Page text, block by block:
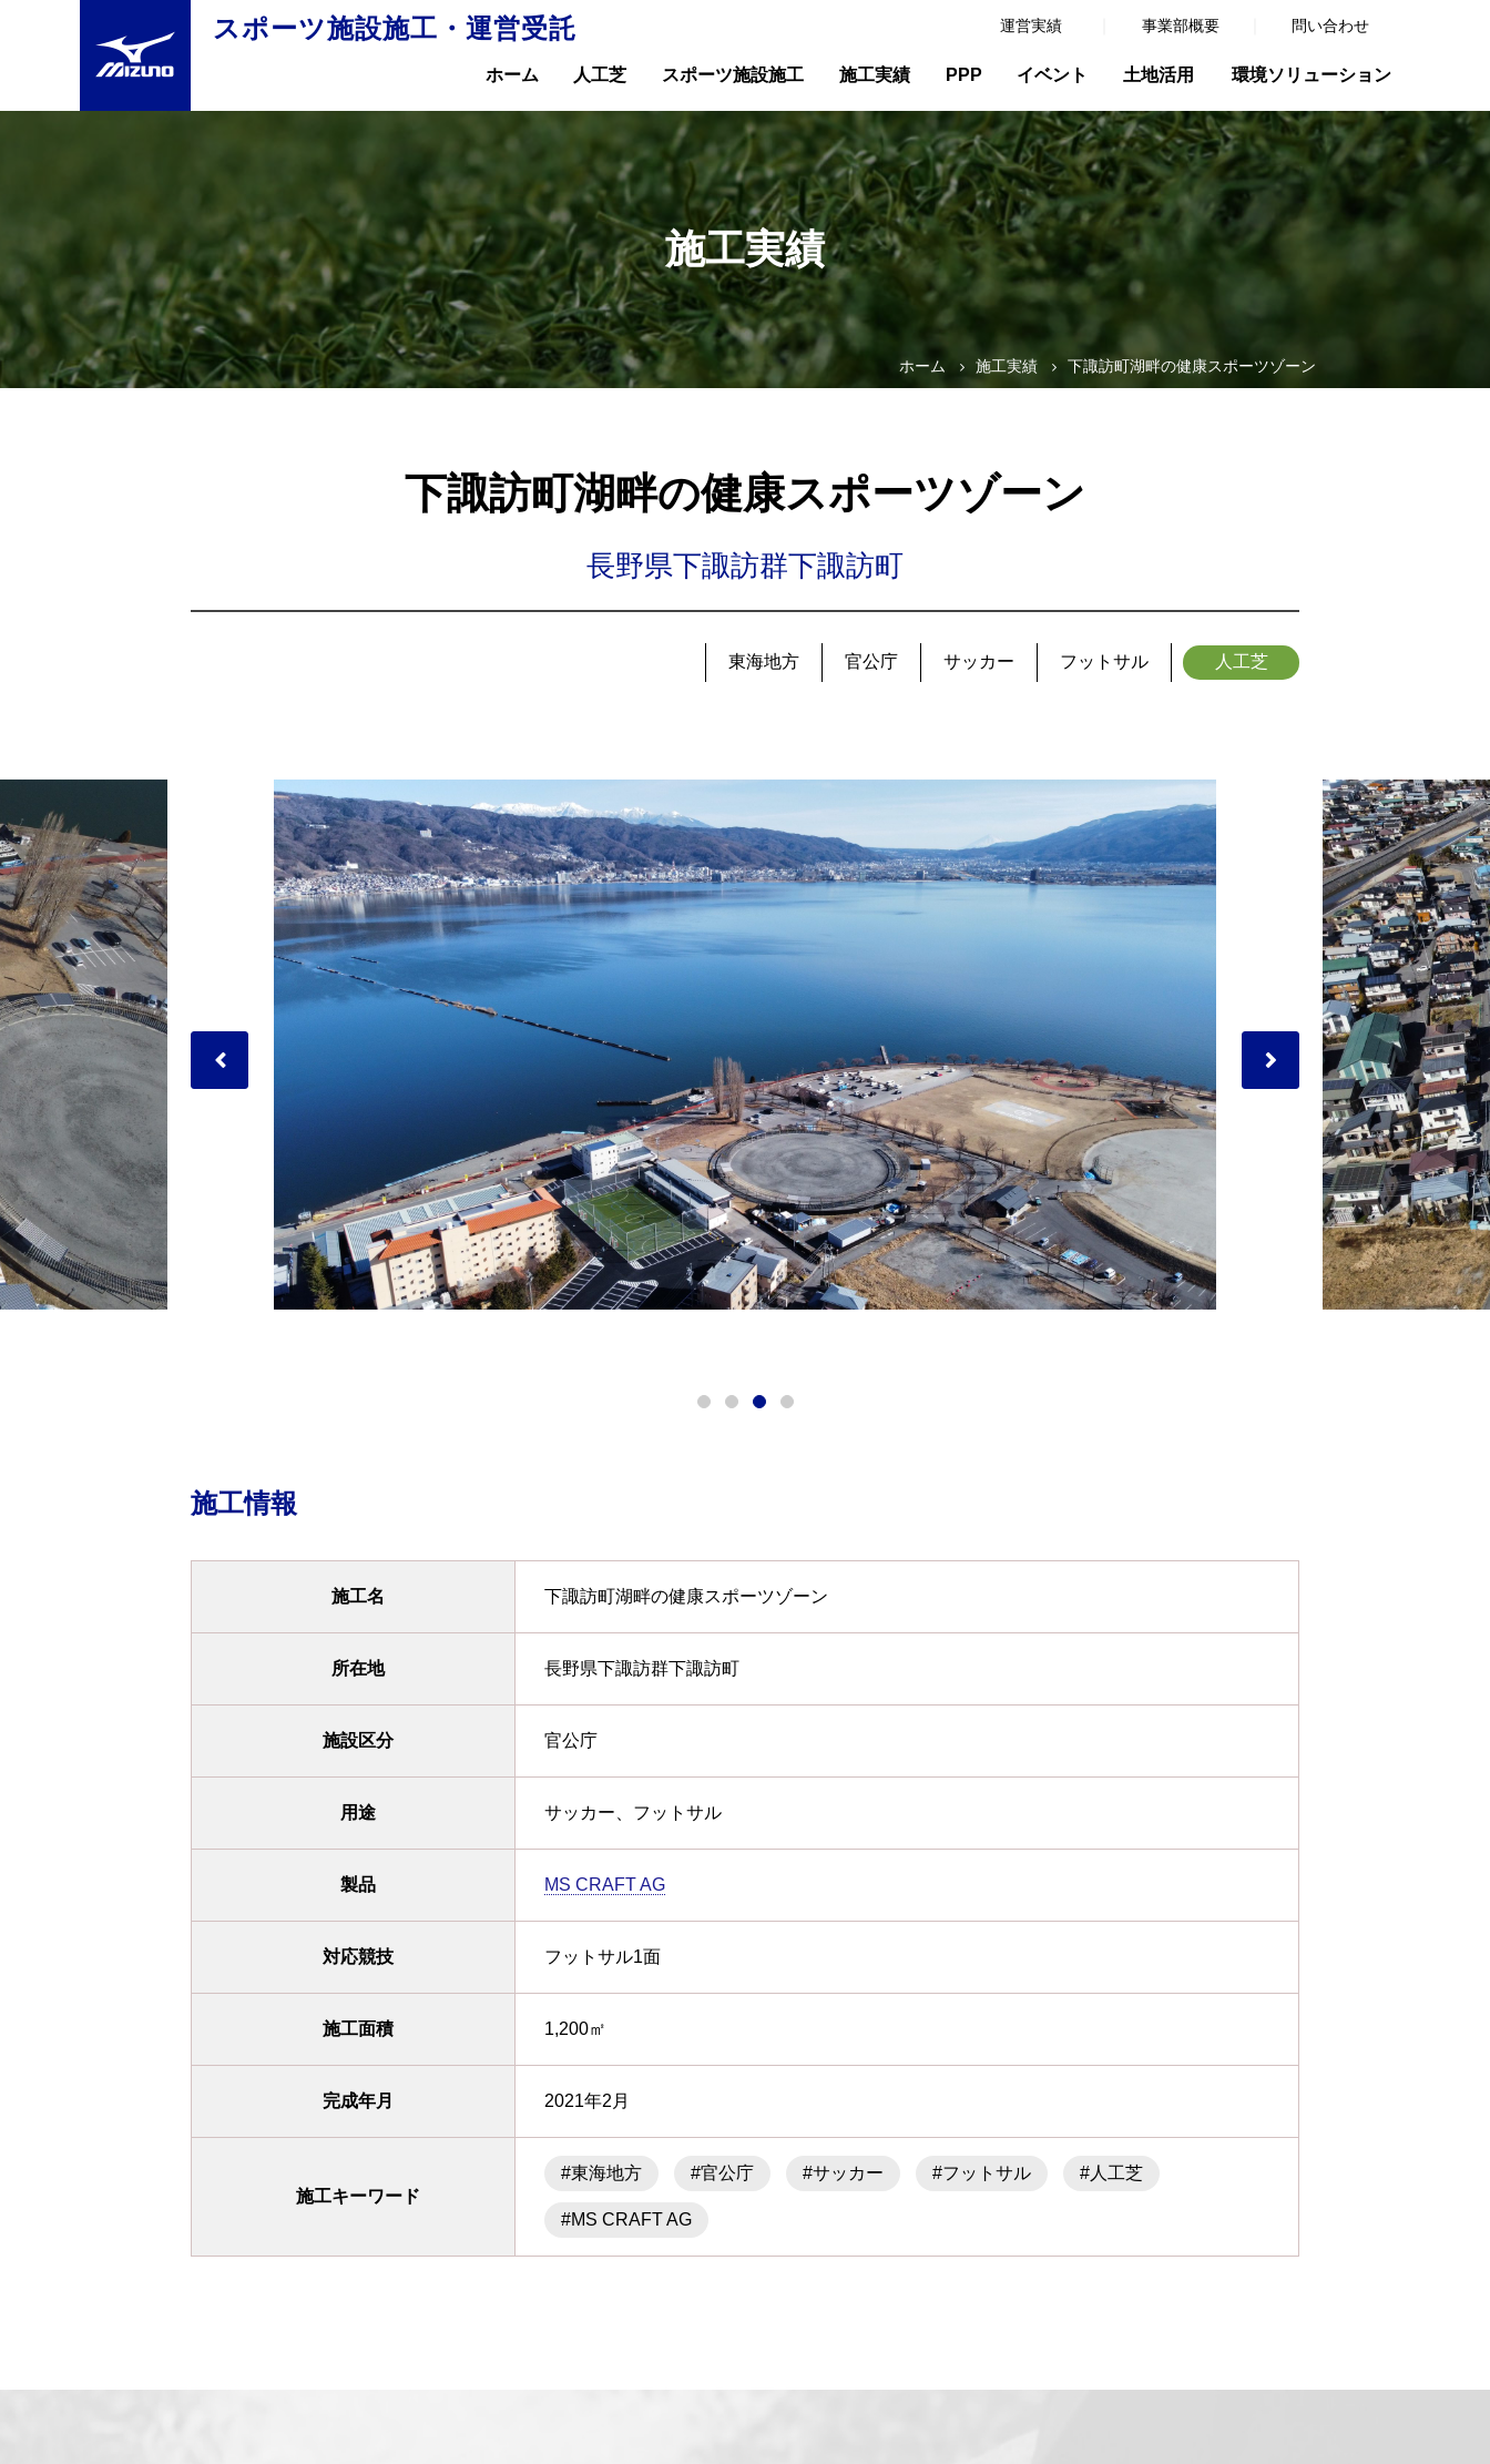
スポーツ施設施工・運営受託 運営実績 事業部概要 問い合わせ
ホーム 人工芝 スポーツ施設施工 施工実績 PPP イベント 土地活用 環境ソリューション
施工実績
ホーム 施工実績 下諏訪町湖畔の健康スポーツゾーン
下諏訪町湖畔の健康スポーツゾーン
長野県下諏訪群下諏訪町
東海地方 官公庁 サッカー フットサル 人工芝
施工情報
施工名 下諏訪町湖畔の健康スポーツゾーン
所在地 長野県下諏訪群下諏訪町
施設区分 官公庁
用途 サッカー、フットサル
製品 MS CRAFT AG
対応競技 フットサル1面
施工面積 1,200㎡
完成年月 2021年2月
施工キーワード
#東海地方 #官公庁 #サッカー #フットサル #人工芝
#MS CRAFT AG